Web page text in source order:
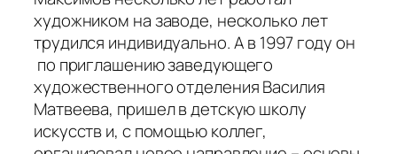
художником на заводе, несколько лет
трудился индивидуально. А в 1997 году он
по приглашению заведующего
художественного отделения Василия
Матвеева, пришел в детскую школу
искусств и, с помощью коллег,